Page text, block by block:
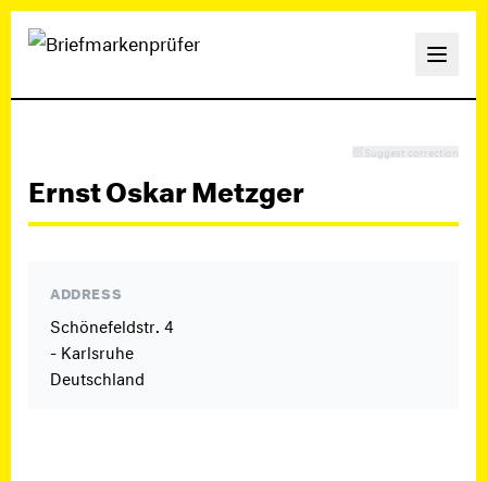
Suggest correction
Ernst Oskar Metzger
ADDRESS
Schönefeldstr. 4
- Karlsruhe
Deutschland